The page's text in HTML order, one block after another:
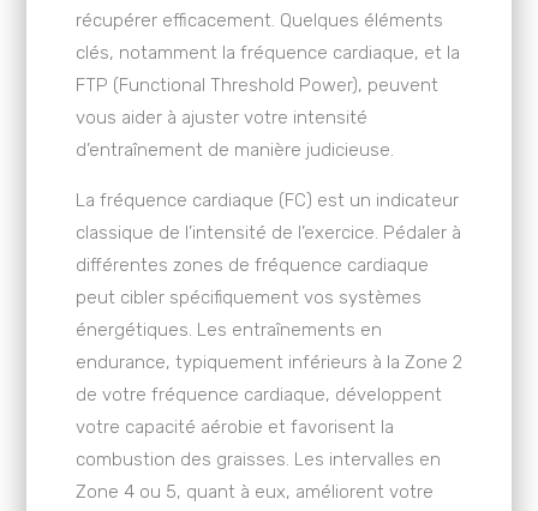
récupérer efficacement. Quelques éléments
clés, notamment la fréquence cardiaque, et la
FTP (Functional Threshold Power), peuvent
vous aider à ajuster votre intensité
d’entraînement de manière judicieuse.
La fréquence cardiaque (FC) est un indicateur
classique de l’intensité de l’exercice. Pédaler à
différentes zones de fréquence cardiaque
peut cibler spécifiquement vos systèmes
énergétiques. Les entraînements en
endurance, typiquement inférieurs à la Zone 2
de votre fréquence cardiaque, développent
votre capacité aérobie et favorisent la
combustion des graisses. Les intervalles en
Zone 4 ou 5, quant à eux, améliorent votre